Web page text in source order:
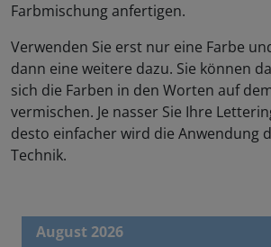
Farbmischung anfertigen.
Verwenden Sie erst nur eine Farbe
dann eine weitere dazu. Sie können
sich die Farben in den Worten auf
vermischen. Je nasser Sie Ihre
desto einfacher wird die Anwendung
Technik.
August 2026